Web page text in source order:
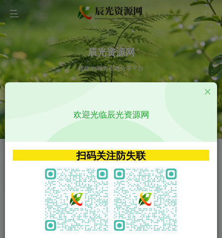
辰光资源网
优质的网络资源分享平台
VIP特权介绍 APP源码
VIP特权介绍
火
VIP特权介绍
影视源码
影视源码
欢迎光临辰光资源网
扫码关注防失联